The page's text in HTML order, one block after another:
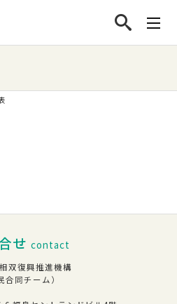
せ contact
双復興推進機構
合同チーム）